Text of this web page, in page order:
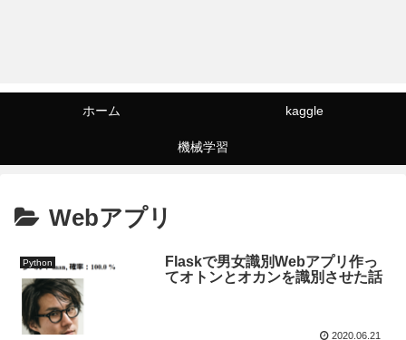
ホーム kaggle
機械学習
Webアプリ
Python
Flaskで男女識別Webアプリ作っ
てオトンとオカンを識別させた話
2020.06.21